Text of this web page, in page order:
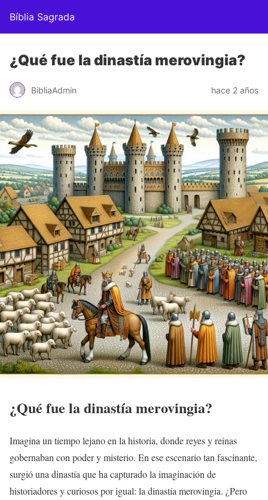
Bíblia Sagrada
¿Qué fue la dinastía merovingia?
BibliaAdmin hace 2 años
¿Qué fue la dinastía merovingia?
Imagina un tiempo lejano en la historia, donde reyes y reinas
gobernaban con poder y misterio. En ese escenario tan fascinante,
surgió una dinastía que ha capturado la imaginación de
historiadores y curiosos por igual: la dinastía merovingia. ¿Pero